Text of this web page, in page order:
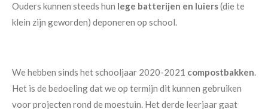
Ouders kunnen steeds hun lege batterijen en luiers(die te
klein zijn geworden) deponeren op school.
We hebben sinds het schooljaar 2020-2021 compostbakken.
Het is de bedoeling dat we op termijn dit kunnen gebruiken
voor projecten rond de moestuin. Het derde leerjaar gaat